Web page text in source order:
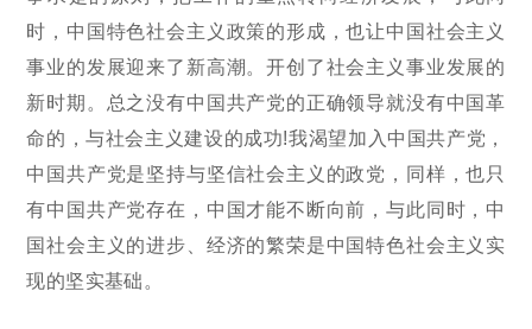
时，中国特色社会主义政策的形成，也让中国社会主义
事业的发展迎来了新高潮。开创了社会主义事业发展的
新时期。总之没有中国共产党的正确领导就没有中国革
命的，与社会主义建设的成功!我渴望加入中国共产党，
中国共产党是坚持与坚信社会主义的政党，同样，也只
有中国共产党存在，中国才能不断向前，与此同时，中
国社会主义的进步、经济的繁荣是中国特色社会主义实
现的坚实基础。